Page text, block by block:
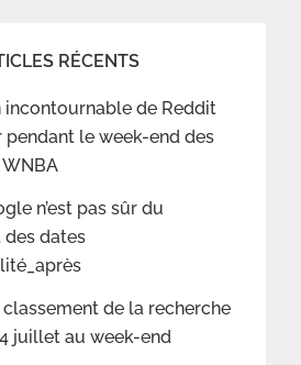
RÉCENTS
incontournable de Reddit
le week-end des
n’est pas sûr du
des dates
de la recherche
juillet au week-end